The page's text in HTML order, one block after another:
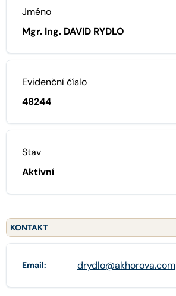
Jméno
Mgr. Ing. DAVID RYDLO
Evidenční číslo
48244
Stav
Aktivní
KONTAKT
Email: drydlo@akhorova.com